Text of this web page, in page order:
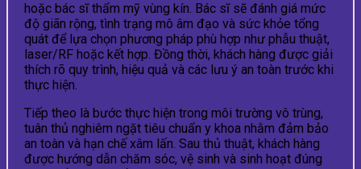
hoặc bác sĩ thẩm mỹ vùng kín. Bác sĩ sẽ đánh giá mức
độ giãn rộng, tình trạng mô âm đạo và sức khỏe tổng
quát để lựa chọn phương pháp phù hợp như phẫu thuật,
laser/RF hoặc kết hợp. Đồng thời, khách hàng được giải
thích rõ quy trình, hiệu quả và các lưu ý an toàn trước khi
thực hiện.
Tiếp theo là bước thực hiện trong môi trường vô trùng,
tuân thủ nghiêm ngặt tiêu chuẩn y khoa nhằm đảm bảo
an toàn và hạn chế xâm lấn. Sau thủ thuật, khách hàng
được hướng dẫn chăm sóc, vệ sinh và sinh hoạt đúng